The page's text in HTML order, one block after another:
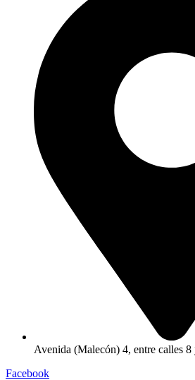
Avenida (Malecón) 4, entre calles 8
Facebook